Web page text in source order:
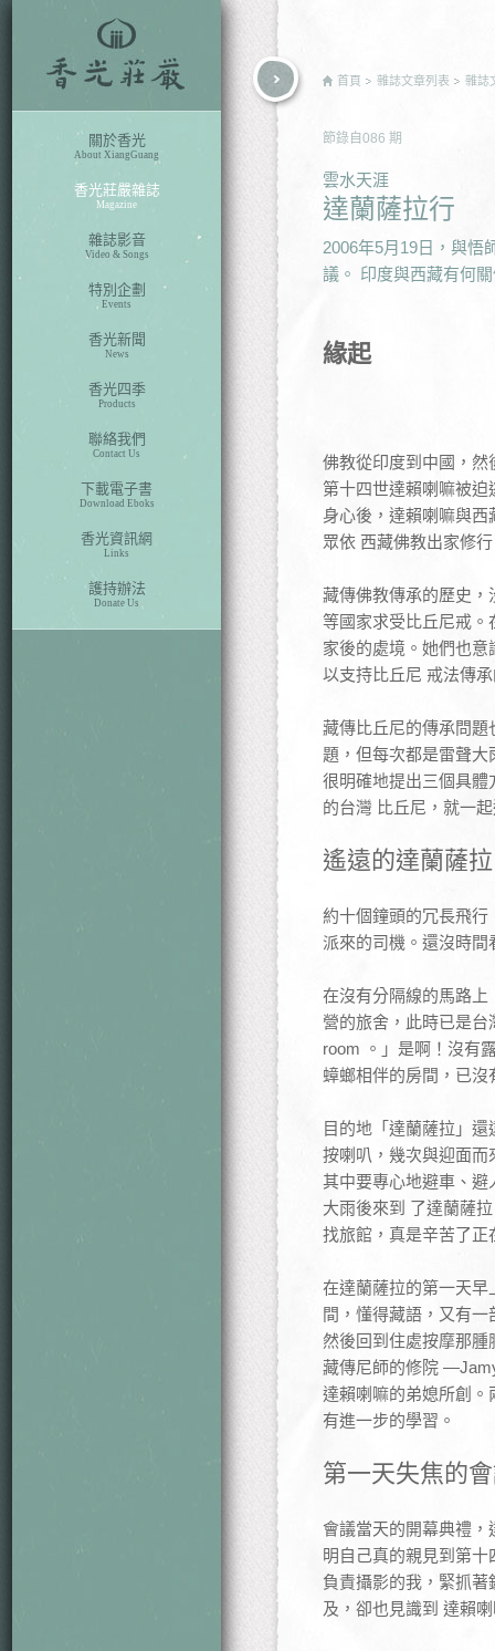
關於香光
About XiangGuang
香光莊嚴雜誌
Magazine
雜誌影音
Video & Songs
特別企劃
Events
香光新聞
News
香光四季
Products
聯絡我們
Contact Us
下載電子書
Download Eboks
香光資訊網
Links
護持辦法
Donate Us
首頁 雜誌文章列表 雜誌
節錄自 086 期
雲水天涯
達蘭薩拉行
2006年5月19日，與悟
議。 印度與西藏有何
緣起
佛教從印度到中國，然
第十四世達賴喇嘛被迫
身心後，達賴喇嘛與
眾依 西藏佛教出家修
藏傳佛教傳承的歷史
等國家求受比丘尼戒
家後的處境。她們也
以支持比丘尼 戒法傳
藏傳比丘尼的傳承問
題，但每次都是雷聲
很明確地提出三個具體
的台灣 比丘尼，就一
遙遠的達蘭薩拉
約十個鐘頭的冗長飛
派來的司機。還沒時
在沒有分隔線的馬路上
營的旅舍，此時已是
room 。」是啊！沒有
蟑螂相伴的房間，已
目的地「達蘭薩拉」
按喇叭，幾次與迎面
其中要專心地避車、
大雨後來到 了達蘭薩
找旅館，真是辛苦了
在達蘭薩拉的第一天
間，懂得藏語，又有
然後回到住處按摩那
藏傳尼師的修院
達賴喇嘛的弟媳所創
有進一步的學習。
第一天失焦的
會議當天的開幕典禮
明自己真的親見到第
負責攝影的我，緊抓
及，卻也見識到 達賴